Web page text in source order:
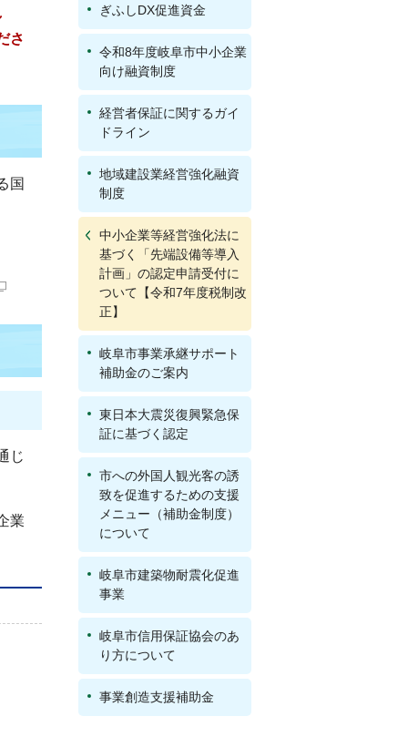
さ
国
じ
業
ぎふしDX促進資金
令和8年度岐阜市中小企業
向け融資制度
経営者保証に関するガイ
ドライン
地域建設業経営強化融資
制度
中小企業等経営強化法に
基づく「先端設備等導入
計画」の認定申請受付に
ついて【令和7年度税制改
正】
岐阜市事業承継サポート
補助金のご案内
東日本大震災復興緊急保
証に基づく認定
市への外国人観光客の誘
致を促進するための支援
メニュー（補助金制度）
について
岐阜市建築物耐震化促進
事業
岐阜市信用保証協会のあ
り方について
事業創造支援補助金